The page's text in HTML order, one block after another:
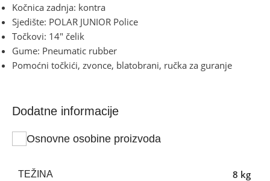
Kočnica zadnja: kontra
Sjedište: POLAR JUNIOR Police
Točkovi: 14″ čelik
Gume: Pneumatic rubber
Pomoćni točkići, zvonce, blatobrani, ručka za guranje
Dodatne informacije
Osnovne osobine proizvoda
TEŽINA 8 kg